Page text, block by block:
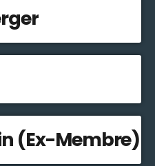
(Ex-Membre)